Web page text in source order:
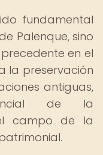
fundamental
Palenque, sino
en el
la preservación
antiguas,
de la
campo de la